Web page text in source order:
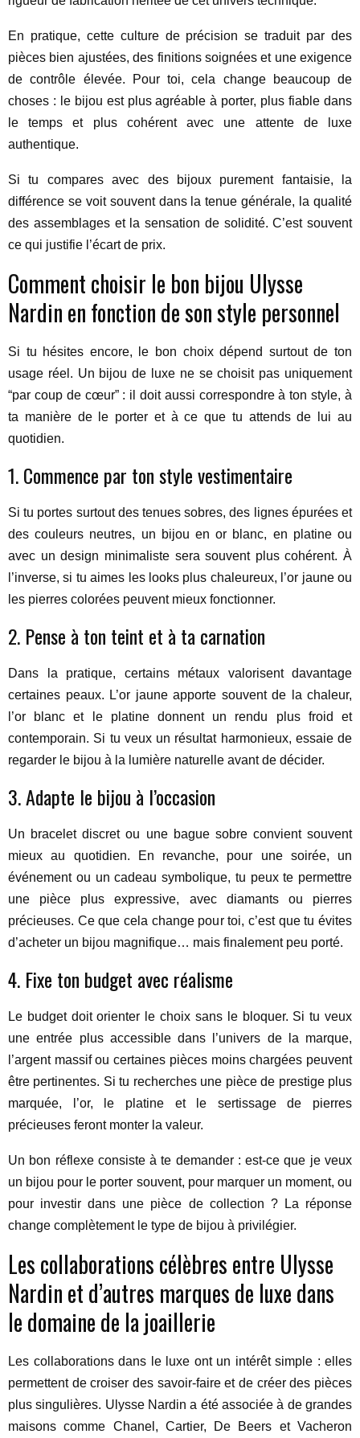
En pratique, cette culture de précision se traduit par des
pièces bien ajustées, des finitions soignées et une exigence
de contrôle élevée. Pour toi, cela change beaucoup de
choses : le bijou est plus agréable à porter, plus fiable dans
le temps et plus cohérent avec une attente de luxe
authentique.
Si tu compares avec des bijoux purement fantaisie, la
différence se voit souvent dans la tenue générale, la qualité
des assemblages et la sensation de solidité. C’est souvent
ce qui justifie l’écart de prix.
Comment choisir le bon bijou Ulysse
Nardin en fonction de son style personnel
Si tu hésites encore, le bon choix dépend surtout de ton
usage réel. Un bijou de luxe ne se choisit pas uniquement
“par coup de cœur” : il doit aussi correspondre à ton style, à
ta manière de le porter et à ce que tu attends de lui au
quotidien.
1. Commence par ton style vestimentaire
Si tu portes surtout des tenues sobres, des lignes épurées et
des couleurs neutres, un bijou en or blanc, en platine ou
avec un design minimaliste sera souvent plus cohérent. À
l’inverse, si tu aimes les looks plus chaleureux, l’or jaune ou
les pierres colorées peuvent mieux fonctionner.
2. Pense à ton teint et à ta carnation
Dans la pratique, certains métaux valorisent davantage
certaines peaux. L’or jaune apporte souvent de la chaleur,
l’or blanc et le platine donnent un rendu plus froid et
contemporain. Si tu veux un résultat harmonieux, essaie de
regarder le bijou à la lumière naturelle avant de décider.
3. Adapte le bijou à l’occasion
Un bracelet discret ou une bague sobre convient souvent
mieux au quotidien. En revanche, pour une soirée, un
événement ou un cadeau symbolique, tu peux te permettre
une pièce plus expressive, avec diamants ou pierres
précieuses. Ce que cela change pour toi, c’est que tu évites
d’acheter un bijou magnifique… mais finalement peu porté.
4. Fixe ton budget avec réalisme
Le budget doit orienter le choix sans le bloquer. Si tu veux
une entrée plus accessible dans l’univers de la marque,
l’argent massif ou certaines pièces moins chargées peuvent
être pertinentes. Si tu recherches une pièce de prestige plus
marquée, l’or, le platine et le sertissage de pierres
précieuses feront monter la valeur.
Un bon réflexe consiste à te demander : est-ce que je veux
un bijou pour le porter souvent, pour marquer un moment, ou
pour investir dans une pièce de collection ? La réponse
change complètement le type de bijou à privilégier.
Les collaborations célèbres entre Ulysse
Nardin et d’autres marques de luxe dans
le domaine de la joaillerie
Les collaborations dans le luxe ont un intérêt simple : elles
permettent de croiser des savoir-faire et de créer des pièces
plus singulières. Ulysse Nardin a été associée à de grandes
maisons comme Chanel, Cartier, De Beers et Vacheron